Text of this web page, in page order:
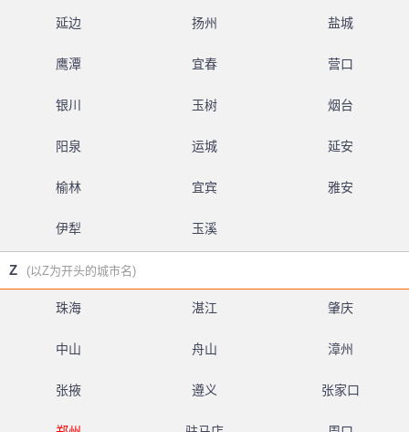
延边 扬州 盐城
鹰潭 宜春 营口
银川 玉树 烟台
阳泉 运城 延安
榆林 宜宾 雅安
伊犁 玉溪
Z (以Z为开头的城市名)
珠海 湛江 肇庆
中山 舟山 漳州
张掖 遵义 张家口